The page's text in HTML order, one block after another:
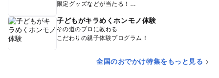
限定グッズなどが当たる！
子どもがキラめくホンモノ体験
その道のプロに教わる
こだわりの親子体験プログラム！
全国のおでかけ特集をもっと見る